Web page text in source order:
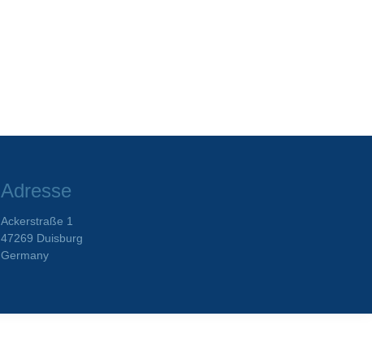
Adresse
Ackerstraße 1
47269 Duisburg
Germany